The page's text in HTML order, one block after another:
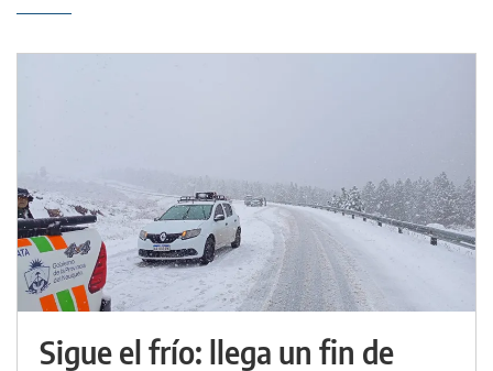
Sigue el frío: llega un fin de